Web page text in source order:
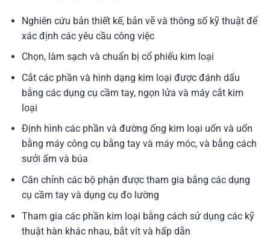
Nghiên cứu bản thiết kế, bản vẽ và thông số kỹ thuật để
xác định các yêu cầu công việc
Chọn, làm sạch và chuẩn bị cổ phiếu kim loại
Cắt các phần và hình dạng kim loại được đánh dấu
bằng các dụng cụ cầm tay, ngọn lửa và máy cắt kim
loại
Định hình các phần và đường ống kim loại uốn và uốn
bằng máy công cụ bằng tay và máy móc, và bằng cách
sưởi ấm và búa
Căn chỉnh các bộ phận được tham gia bằng các dụng
cụ cầm tay và dụng cụ đo lường
Tham gia các phần kim loại bằng cách sử dụng các kỹ
thuật hàn khác nhau, bắt vít và hấp dẫn